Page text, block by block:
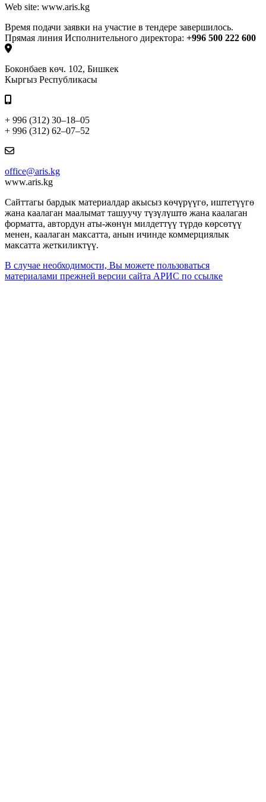
Web site: www.aris.kg
Время подачи заявки на участие в тендере завершилось.
Прямая линия Исполнительного директора: +996 500 222 600
Боконбаев көч. 102, Бишкек
Кыргыз Республикасы
+ 996 (312) 30–18–05
+ 996 (312) 62–07–52
office@aris.kg
www.aris.kg
Сайттагы бардык материалдар акысыз көчүрүүгө, иштетүүгө
жана каалаган маалымат ташуучу түзүлүштө жана каалаган
форматта, автордун аты-жөнүн милдеттүү түрдө көрсөтүү
менен, каалаган максатта, анын ичинде коммерциялык
максатта жеткиликтүү.
В случае необходимости, Вы можете пользоваться
материалами прежней версии сайта АРИС по ссылке